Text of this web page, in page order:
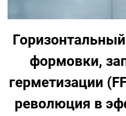
формовки,
герметизации
революция в